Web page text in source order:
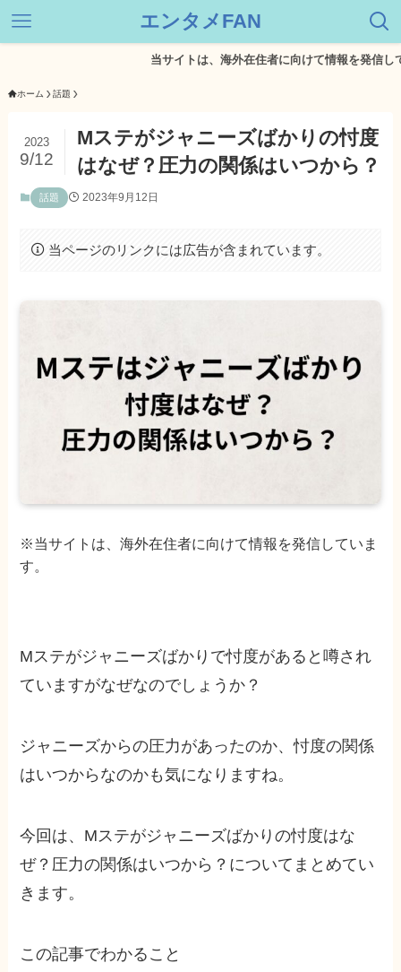
エンタメFAN
当サイトは、海外在住者に向けて情報を発信しています。
ホーム 話題
Mステがジャニーズばかりの忖度
はなぜ？圧力の関係はいつから？
2023
9/12
話題 2023年9月12日
当ページのリンクには広告が含まれています。
※当サイトは、海外在住者に向けて情報を発信していま
す。
Mステがジャニーズばかりで忖度があると噂され
ていますがなぜなのでしょうか？
ジャニーズからの圧力があったのか、忖度の関係
はいつからなのかも気になりますね。
今回は、Mステがジャニーズばかりの忖度はな
ぜ？圧力の関係はいつから？についてまとめてい
きます。
この記事でわかること